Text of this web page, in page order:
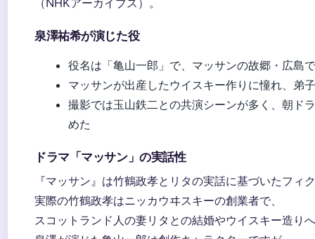
（NHKアーカイブス）。
泉澤祐希が演じた役
役名は「亀山一郎」で、マッサンの故郷・広島
マッサンが出産したウイスキー作りに憧れ、弟
撮影では玉山鉄二との共演シーンが多く、朝ド
めた
ドラマ「マッサン」の実話性
『マッサン』は竹鶴政孝とリタの実話に基づいたフィ
実際の竹鶴政孝はニッカウヰスキーの創業者で、
スコットランド人の妻リタとの結婚やウイスキー造り